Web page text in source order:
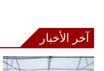
آخر الأخبار